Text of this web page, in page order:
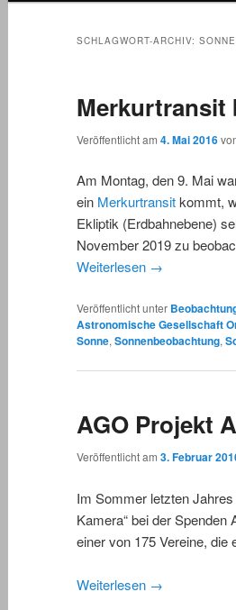
SCHLAGWORT-ARCHIV:
Merkurtransit
Veröffentlicht am 4. Mai 2016
Am Montag, den 9. Mai
ein Merkurtransitkommt,
Ekliptik (Erdbahnebene)
November 2019 zu
Weiterlesen →
Veröffentlicht unter
Astronomische Gesellschaft
Sonne, Sonnenbeobachtung,
AGO Projekt
Veröffentlicht am 3. Februar
Im Sommer letzten
Kamera“ bei der
einer von 175 Vereine, die
Weiterlesen →